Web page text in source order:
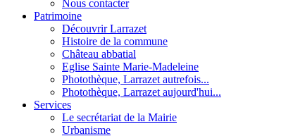
Nous contacter
Patrimoine
Découvrir Larrazet
Histoire de la commune
Château abbatial
Eglise Sainte Marie-Madeleine
Photothèque, Larrazet autrefois...
Photothèque, Larrazet aujourd'hui...
Services
Le secrétariat de la Mairie
Urbanisme